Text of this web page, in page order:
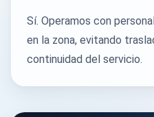
Sí. Operamos con
en la zona, evitando
continuidad del servicio.